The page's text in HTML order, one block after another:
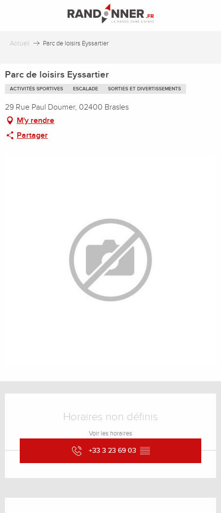
principal
Accueil Parc de loisirs Eyssartier
Parc de loisirs Eyssartier
ACTIVITÉS SPORTIVES ESCALADE SORTIES ET DIVERTISSEMENTS
29 Rue Paul Doumer, 02400 Brasles
M'y rendre
Partager
Horaires non définis
Voir les horaires
+33 3 23 69 03 ▒▒